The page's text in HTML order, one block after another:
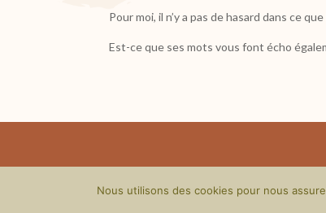
Pour moi, il n’y a pas de hasard dans ce
Est-ce que ses mots vous font écho
Nous utilisons des cookies pour nous